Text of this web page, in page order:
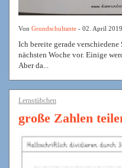
Von Grundschultante - 02. April 2019
Ich bereite gerade
nächsten Woche vor. Einige
Aber da...
Lernstübchen
große Zahlen